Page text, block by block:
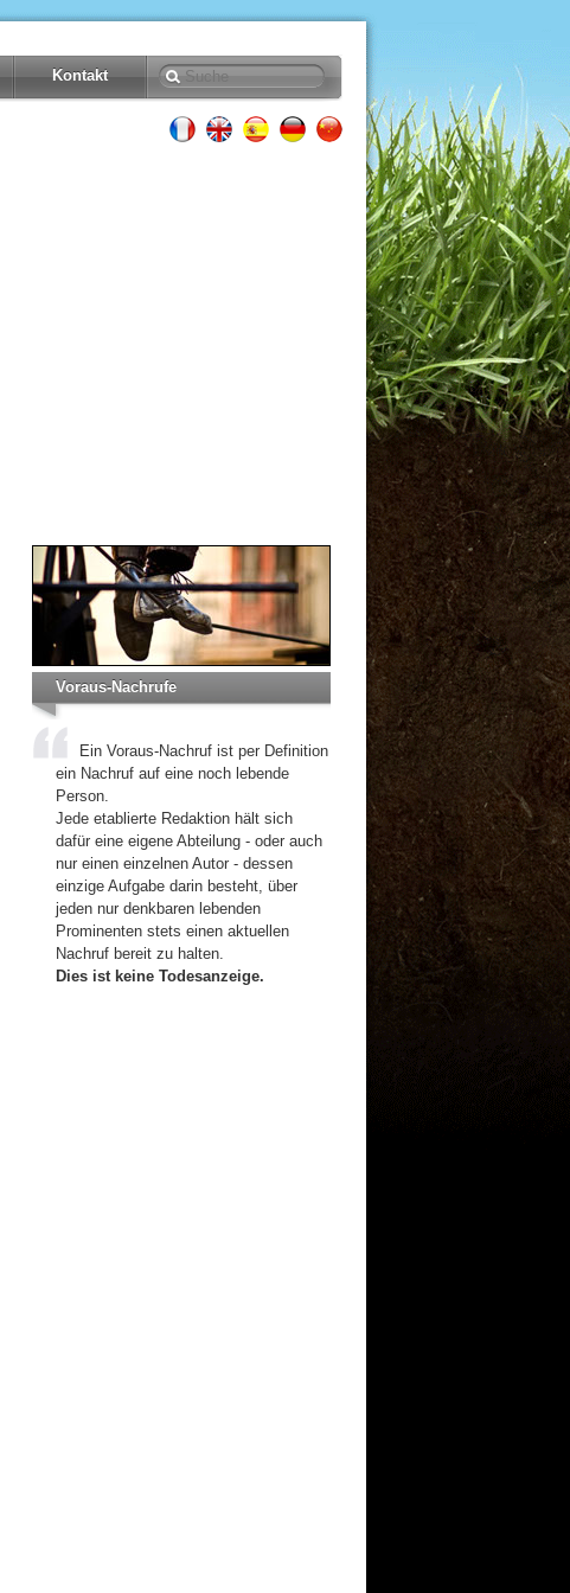
Kontakt
Voraus-Nachrufe
Ein Voraus-Nachruf ist per Definition
ein Nachruf auf eine noch lebende
Person.
Jede etablierte Redaktion hält sich
dafür eine eigene Abteilung - oder auch
nur einen einzelnen Autor - dessen
einzige Aufgabe darin besteht, über
jeden nur denkbaren lebenden
Prominenten stets einen aktuellen
Nachruf bereit zu halten.
Dies ist keine Todesanzeige.